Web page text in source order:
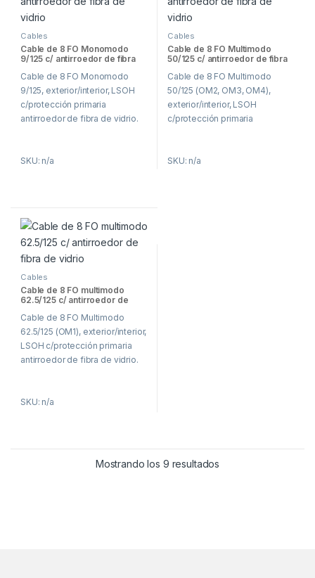
Cables
Cable de 8 FO Monomodo
9/125 c/ antirroedor de fibra
Cable de 8 FO Monomodo
9/125, exterior/interior, LSOH
c/protección primaria
antirroedor de fibra de vidrio.
SKU: n/a
Cables
Cable de 8 FO Multimodo
50/125 c/ antirroedor de fibra
Cable de 8 FO Multimodo
50/125 (OM2, OM3, OM4),
exterior/interior, LSOH
c/protección primaria
SKU: n/a
Cables
Cable de 8 FO multimodo
62.5/125 c/ antirroedor de
Cable de 8 FO Multimodo
62.5/125 (OM1), exterior/interior,
LSOH c/protección primaria
antirroedor de fibra de vidrio.
SKU: n/a
Mostrando los 9 resultados